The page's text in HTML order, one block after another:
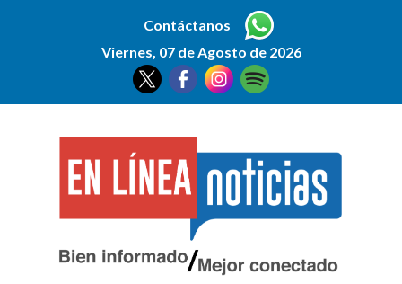
Contáctanos
Viernes, 07 de Agosto de 2026